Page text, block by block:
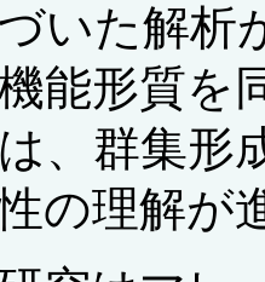
いた解析
能形質を
、群集形
の理解が